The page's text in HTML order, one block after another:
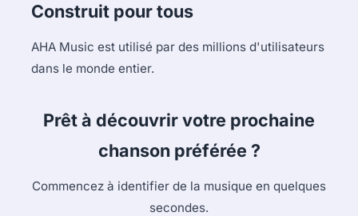
Construit pour tous
AHA Music est utilisé par des millions d'utilisateurs
dans le monde entier.
Prêt à découvrir votre prochaine
chanson préférée ?
Commencez à identifier de la musique en quelques
secondes.